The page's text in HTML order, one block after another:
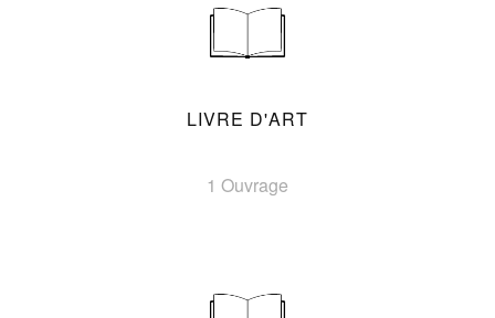
LIVRE D'ART
1 Ouvrage